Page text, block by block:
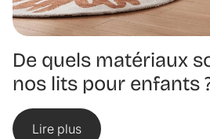
De quels matériaux
nos lits pour enfants
Lire plus